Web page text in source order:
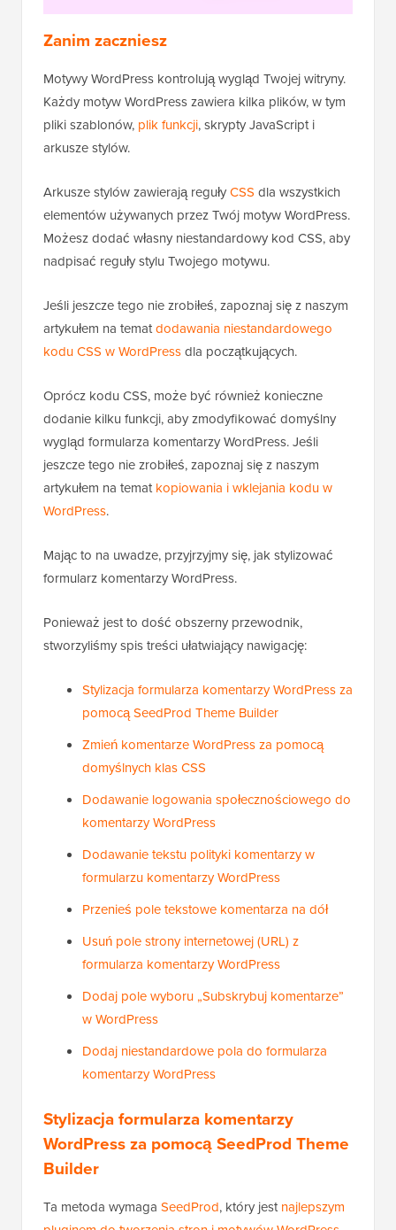
Zanim zaczniesz
Motywy WordPress kontrolują wygląd Twojej witryny.
Każdy motyw WordPress zawiera kilka plików, w tym
pliki szablonów, plik funkcji, skrypty JavaScript i
arkusze stylów.
Arkusze stylów zawierają regułyCSS dla wszystkich
elementów używanych przez Twój motyw WordPress.
Możesz dodać własny niestandardowy kod CSS, aby
nadpisać reguły stylu Twojego motywu.
Jeśli jeszcze tego nie zrobiłeś, zapoznaj się z naszym
artykułem na tematdodawania niestandardowego
kodu CSS w WordPressdla początkujących.
Oprócz kodu CSS, może być również konieczne
dodanie kilku funkcji, aby zmodyfikować domyślny
wygląd formularza komentarzy WordPress. Jeśli
jeszcze tego nie zrobiłeś, zapoznaj się z naszym
artykułem na tematkopiowania i wklejania kodu w
WordPress.
Mając to na uwadze, przyjrzyjmy się, jak stylizować
formularz komentarzy WordPress.
Ponieważ jest to dość obszerny przewodnik,
stworzyliśmy spis treści ułatwiający nawigację:
Stylizacja formularza komentarzy WordPress za
pomocą SeedProd Theme Builder
Zmień komentarze WordPress za pomocą
domyślnych klas CSS
Dodawanie logowania społecznościowego do
komentarzy WordPress
Dodawanie tekstu polityki komentarzy w
formularzu komentarzy WordPress
Przenieś pole tekstowe komentarza na dół
Usuń pole strony internetowej (URL) z
formularza komentarzy WordPress
Dodaj pole wyboru „Subskrybuj komentarze”
w WordPress
Dodaj niestandardowe pola do formularza
komentarzy WordPress
Stylizacja formularza komentarzy
WordPress za pomocą SeedProd Theme
Builder
Ta metoda wymaga SeedProd, który jestnajlepszym